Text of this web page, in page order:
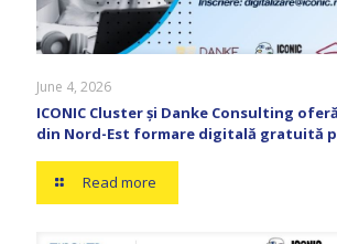
June 4, 2026
ICONIC Cluster și Danke Consulting
din Nord-Est formare digitală gratuită
Read more